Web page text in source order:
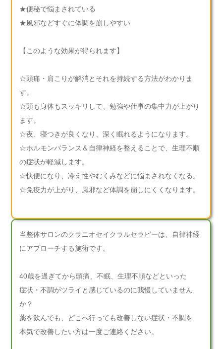
★便秘で悩まされている
★風邪などすぐに体調を崩しやすい
【このような効果が得られます】
☆頭痛・肩こりが解消とそれを持続する方法がわかりま
す。
☆頭も身体もスッキリして、勉強や仕事の集中力が上がり
ます。
☆夜、寝つきが良くなり、深く眠れるようになります。
☆ホルモンバランス＆自律神経を整えることで、生理不順
の症状が軽減します。
☆快便になり、冷え性やむくみなどに悩まされなくなる。
☆免疫力が上がり、風邪など体調を崩しにくくなります。
当整体サロンのクラニオセイクラルセラピーは、自律神経
にアプローチする施術です。
40歳を過ぎてから頭痛、不眠、生理不順などといった
症状・不調がツライと感じているのに我慢していません
か？
薬を飲んでも、どこへ行っても改善しない症状・不調を
本気で改善したい方は一度ご連絡ください。